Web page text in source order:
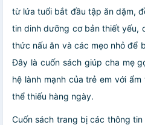
từ lứa tuổi bắt đầu tập ăn dặm,
tin dinh dưỡng cơ bản thiết yếu,
thức nấu ăn và các mẹo nhỏ để
Đây là cuốn sách giúp cha mẹ
hệ lành mạnh của trẻ em với
thể thiếu hàng ngày.
Cuốn sách trang bị các thông